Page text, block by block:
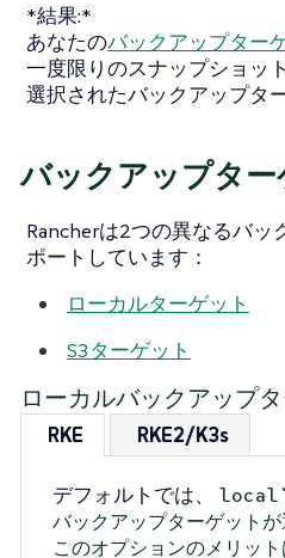
*結果:*
あなたのバックアップター
一度限りのスナップショッ
選択されたバックアップタ
バックアップター
Rancherは2つの異なるバッ
ポートしています：
ローカルターゲット
S3ターゲット
ローカルバックアップ
RKE RKE2/K3s
デフォルトでは、
local`
バックアップターゲットが
このオプションのメリット